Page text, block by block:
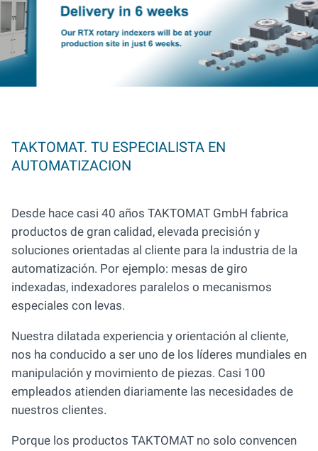
TAKTOMAT. TU ESPECIALISTA EN
AUTOMATIZACION
Desde hace casi 40 años TAKTOMAT GmbH fabrica
productos de gran calidad, elevada precisión y
soluciones orientadas al cliente para la industria de la
automatización. Por ejemplo: mesas de giro
indexadas, indexadores paralelos o mecanismos
especiales con levas.
Nuestra dilatada experiencia y orientación al cliente,
nos ha conducido a ser uno de los líderes mundiales en
manipulación y movimiento de piezas. Casi 100
empleados atienden diariamente las necesidades de
nuestros clientes.
Porque los productos TAKTOMAT no solo convencen